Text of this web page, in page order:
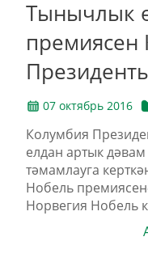
Тынычлык
премиясен
07 октябрь 2016
Колумбия
елдан артык
тәмамлауга
Нобель
Норвегия Нобель